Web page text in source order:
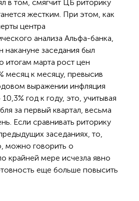
в том, смягчит ЦБ риторику
жестким. При этом, как
центра
анализа Альфа-банка,
заседания был
марта рост цен
месяц к месяцу, превысив
выражении инфляция
год к году, это, учитывая
за первый квартал, весьма
Если сравнивать риторику
заседаниях, то,
можно говорить о
крайней мере исчезла явно
еще больше повысить